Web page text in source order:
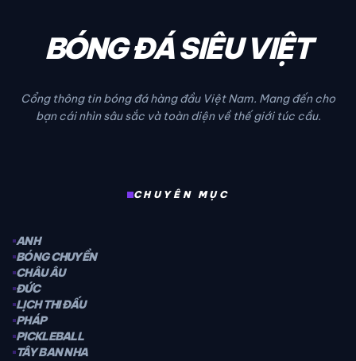
BÓNG ĐÁ SIÊU VIỆT
Cổng thông tin bóng đá hàng đầu Việt Nam. Mang đến cho
bạn cái nhìn sâu sắc và toàn diện về thế giới túc cầu.
CHUYÊN MỤC
ANH
BÓNG CHUYỀN
CHÂU ÂU
ĐỨC
LỊCH THI ĐẤU
PHÁP
PICKLEBALL
TÂY BAN NHA